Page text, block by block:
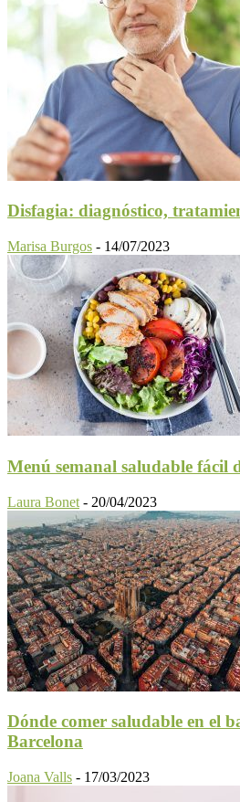
Disfagia: diagnóstico,
Marisa Burgos - 14/07/2023
Menú semanal saludable fácil
Laura Bonet - 20/04/2023
Dónde comer saludable en el
Barcelona
Joana Valls - 17/03/2023